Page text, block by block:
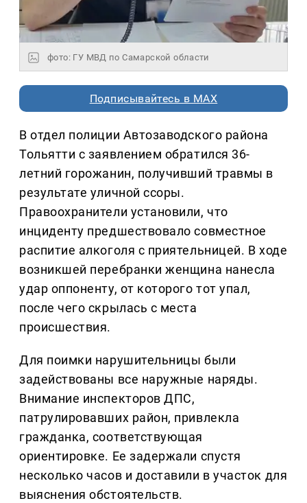
фото: ГУ МВД по Самарской области
Подписывайтесь в MAX
В отдел полиции Автозаводского района
Тольятти с заявлением обратился 36-
летний горожанин, получивший травмы в
результате уличной ссоры.
Правоохранители установили, что
инциденту предшествовало совместное
распитие алкоголя с приятельницей. В ходе
возникшей перебранки женщина нанесла
удар оппоненту, от которого тот упал,
после чего скрылась с места
происшествия.
Для поимки нарушительницы были
задействованы все наружные наряды.
Внимание инспекторов ДПС,
патрулировавших район, привлекла
гражданка, соответствующая
ориентировке. Ее задержали спустя
несколько часов и доставили в участок для
выяснения обстоятельств.